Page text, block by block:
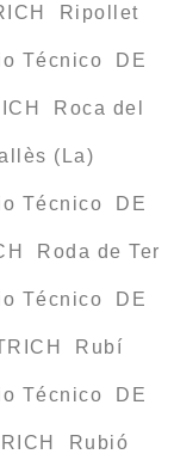
Ripollet
Técnico DE
Roca del
(La)
Técnico DE
Roda de Ter
Técnico DE
Rubí
Técnico DE
Rubió